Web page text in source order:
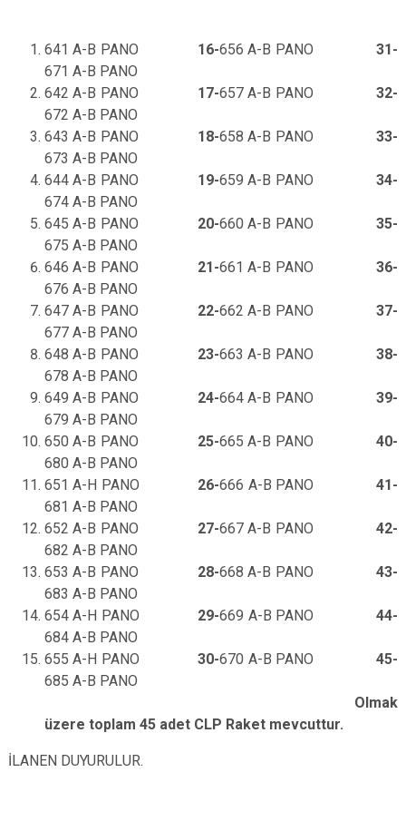
641 A-B PANO 16-656 A-B PANO 31-
671 A-B PANO
642 A-B PANO 17-657 A-B PANO 32-
672 A-B PANO
643 A-B PANO 18-658 A-B PANO 33-
673 A-B PANO
644 A-B PANO 19-659 A-B PANO 34-
674 A-B PANO
645 A-B PANO 20-660 A-B PANO 35-
675 A-B PANO
646 A-B PANO 21-661 A-B PANO 36-
676 A-B PANO
647 A-B PANO 22-662 A-B PANO 37-
677 A-B PANO
648 A-B PANO 23-663 A-B PANO 38-
678 A-B PANO
649 A-B PANO 24-664 A-B PANO
39-
679 A-B PANO
650 A-B PANO 25-665 A-B PANO 40-
680 A-B PANO
651 A-H PANO 26-666 A-B PANO 41-
681 A-B PANO
652 A-B PANO 27-667 A-B PANO 42-
682 A-B PANO
653 A-B PANO 28-668 A-B PANO 43-
683 A-B PANO
654 A-H PANO 29-669 A-B PANO 44-
684 A-B PANO
655 A-H PANO 30-670 A-B PANO 45-
685 A-B PANO
Olmak
üzere toplam 45 adet CLP Raket mevcuttur.
İLANEN DUYURULUR.